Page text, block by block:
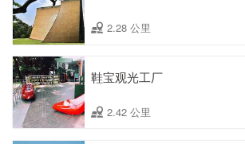
2.28 公里
鞋宝观光工厂
2.42 公里